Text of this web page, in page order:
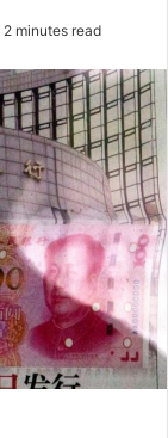
2 minutes read